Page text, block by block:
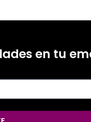
en tu